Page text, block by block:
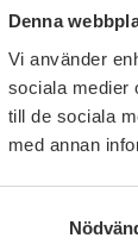
Denna
Vi använder
sociala medier
till de sociala
med annan